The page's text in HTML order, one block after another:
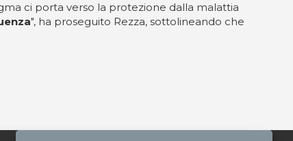
ci porta verso la protezione dalla malattia
", ha proseguito Rezza, sottolineando che